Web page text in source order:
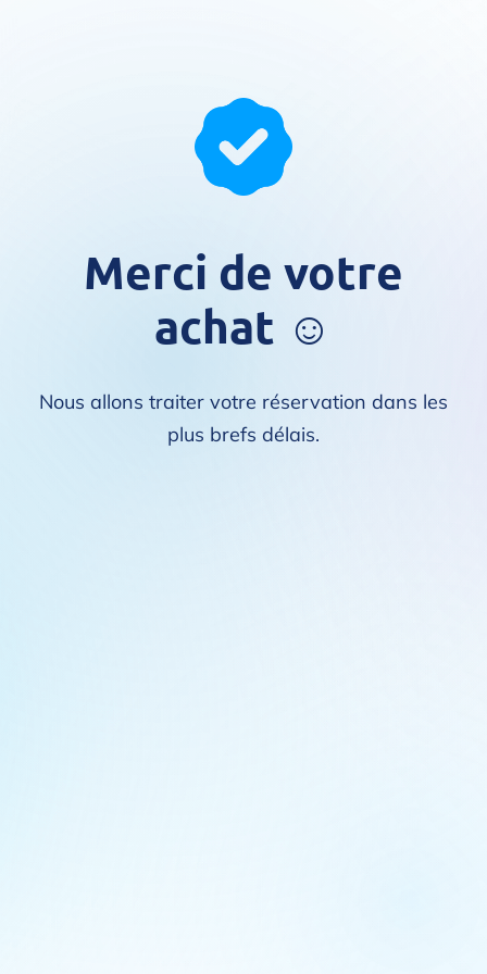
Merci de votre
achat ☺️
Nous allons traiter votre réservation dans les
plus brefs délais.